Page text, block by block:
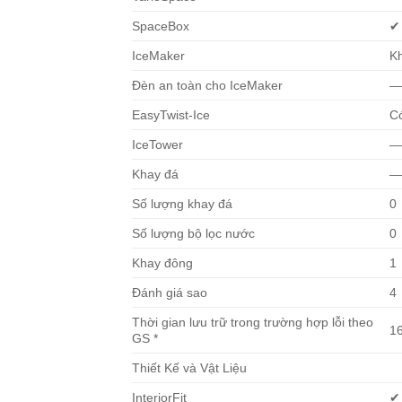
SpaceBox ✔
IceMaker
Đèn an toàn cho IceMaker —
EasyTwist-Ice
IceTower —
Khay đá —
Số lượng khay đá 0
Số lượng bộ lọc nước 0
Khay đông 1
Đánh giá sao 4
Thời gian lưu trữ trong trường hợp lỗi theo
GS *
Thiết Kế và Vật Liệu
InteriorFit ✔